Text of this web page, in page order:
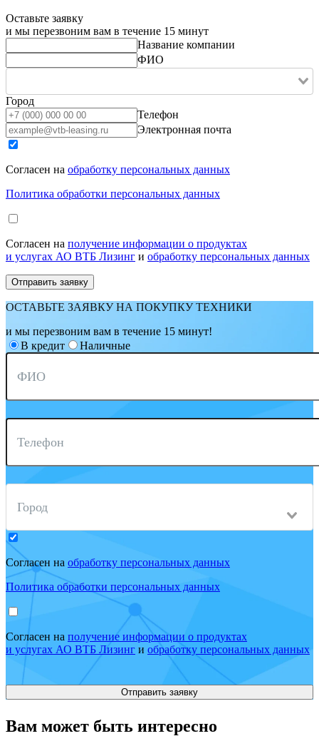
Оставьте заявку
и мы перезвоним вам в течение 15 минут
Название компании
ФИО
Город
Телефон
Электронная почта
Согласен на обработку персональных данных
Политика обработки персональных данных
Согласен на получение информации о продуктах
и услугах АО ВТБ Лизинг и обработку персональных данных
ОСТАВЬТЕ ЗАЯВКУ НА ПОКУПКУ ТЕХНИКИ
и мы перезвоним вам в течение 15 минут!
В кредит
Наличные
ФИО
Телефон
Город
Согласен на обработку персональных данных
Политика обработки персональных данных
Согласен на получение информации о продуктах
и услугах АО ВТБ Лизинг и обработку персональных данных
Вам может быть интересно